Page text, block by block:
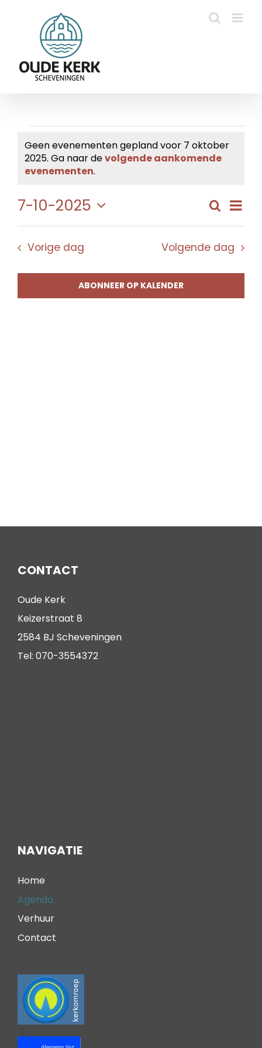
Evenementen
in
7
oktober
2025
Bericht
Geen evenementen gepland voor 7 oktober
2025. Ga naar devolgende aankomende
evenementen.
en
Zoeken
Dag
7-10-2025
Selecteer
datum.
Vorige dag Volgende dag
ABONNEER OP KALENDER
CONTACT
Oude Kerk
Keizerstraat 8
2584 BJ Scheveningen
Tel: 070-3554372
NAVIGATIE
Home
Agenda
Verhuur
Contact